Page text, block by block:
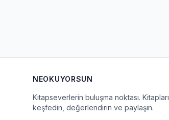
NEOKUYORSUN
Kitapseverlerin buluşma noktası. Kitapları
keşfedin, değerlendirin ve paylaşın.